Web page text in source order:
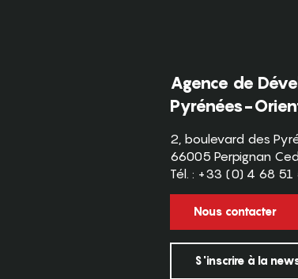
Agence de
Pyrénées-
2, boulevard des
66005 Perpignan
Tél. : +33 (0) 4 68
Nous contacter
S'inscrire à la